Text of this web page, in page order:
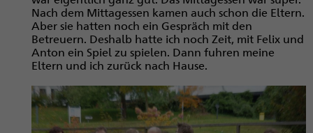
Nach dem Mittagessen kamen auch schon die Eltern.
Aber sie hatten noch ein Gespräch mit den
Betreuern. Deshalb hatte ich noch Zeit, mit Felix und
Anton ein Spiel zu spielen. Dann fuhren meine
Eltern und ich zurück nach Hause.